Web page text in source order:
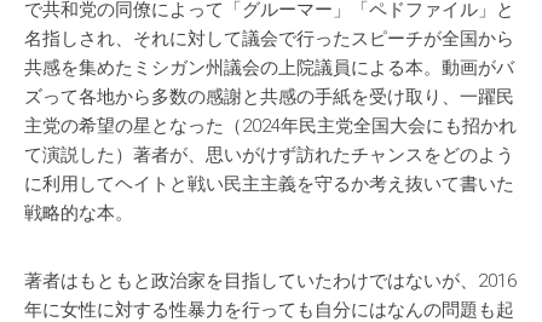
で共和党の同僚によって「グルーマー」「ペドファイル」と
名指しされ、それに対して議会で行ったスピーチが全国から
共感を集めたミシガン州議会の上院議員による本。動画がバ
ズって各地から多数の感謝と共感の手紙を受け取り、一躍民
主党の希望の星となった（2024年民主党全国大会にも招かれ
て演説した）著者が、思いがけず訪れたチャンスをどのよう
に利用してヘイトと戦い民主主義を守るか考え抜いて書いた
戦略的な本。
著者はもともと政治家を目指していたわけではないが、2016
年に女性に対する性暴力を行っても自分にはなんの問題も起